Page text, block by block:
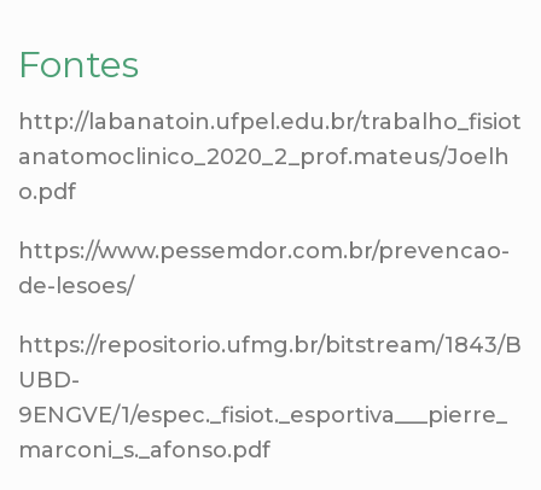
Fontes
http://labanatoin.ufpel.edu.br/trabalho_fisiot
anatomoclinico_2020_2_prof.mateus/Joelh
o.pdf
https://www.pessemdor.com.br/prevencao-
de-lesoes/
https://repositorio.ufmg.br/bitstream/1843/B
UBD-
9ENGVE/1/espec._fisiot._esportiva___pierre_
marconi_s._afonso.pdf